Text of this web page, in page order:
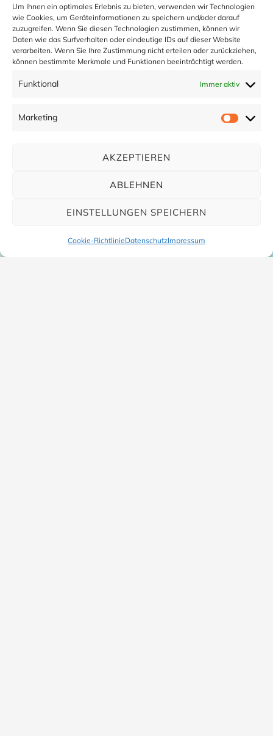
Um Ihnen ein optimales Erlebnis zu bieten, verwenden wir Technologien
wie Cookies, um Geräteinformationen zu speichern und/oder darauf
zuzugreifen. Wenn Sie diesen Technologien zustimmen, können wir
Daten wie das Surfverhalten oder eindeutige IDs auf dieser Website
verarbeiten. Wenn Sie Ihre Zustimmung nicht erteilen oder zurückziehen,
können bestimmte Merkmale und Funktionen beeinträchtigt werden.
Funktional Immer aktiv
Marketing
AKZEPTIEREN
ABLEHNEN
EINSTELLUNGEN SPEICHERN
Cookie-RichtlinieDatenschutzImpressum